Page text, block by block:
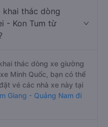
khai thác dòng
- Kon Tum từ
thác dòng xe giường
Minh Quốc, bạn có thể
vé các nhà xe này tại
Giang - Quảng Nam đi